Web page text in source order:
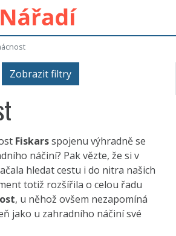
Zobrazit filtry
Fiskarsspojenu výhradně se
náčiní? Pak vězte, že si v
hledat cestu i do nitra našich
totiž rozšířila o celou řadu
, u něhož ovšem nezapomíná
jako u zahradního náčiní své